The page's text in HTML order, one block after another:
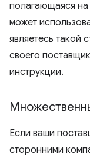
полагающаяся
может
являетесь такой
своего
инструкции.
Если ваши
сторонними